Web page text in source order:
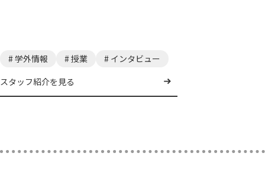
# 学外情報 # 授業
# インタビュー
スタッフ紹介を見る